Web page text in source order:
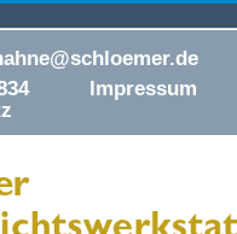
Impressum